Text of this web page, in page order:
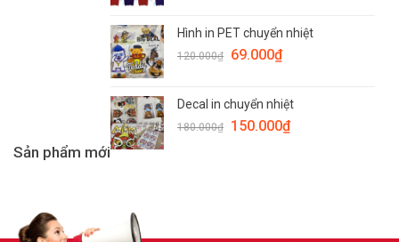
Sản phẩm mới
Hình in PET chuyển nhiệt
120.000₫ 69.000₫
Decal in chuyển nhiệt
180.000₫ 150.000₫